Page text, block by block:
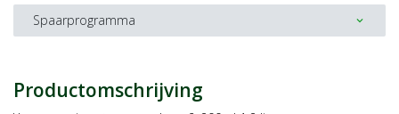
Spaarprogramma expand_more
Productomschrijving